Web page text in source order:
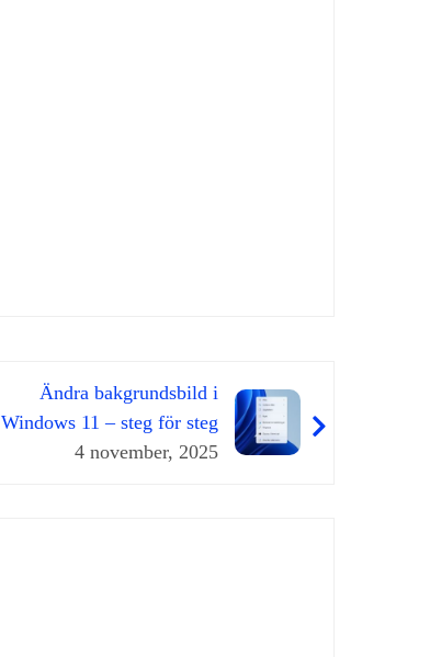
Ändra bakgrundsbild i
Windows 11 – steg för steg
4 november, 2025